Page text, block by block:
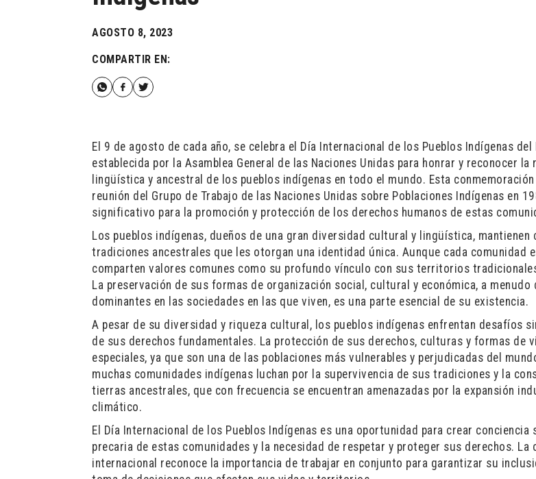
AGOSTO 8, 2023
COMPARTIR EN:
El 9 de agosto de cada año, se celebra el Día Internacional de los Pueblos Indígenas del
establecida por la Asamblea General de las Naciones Unidas para honrar y reconocer
lingüística y ancestral de los pueblos indígenas en todo el mundo. Esta
reunión del Grupo de Trabajo de las Naciones Unidas sobre Poblaciones Indígenas en
significativo para la promoción y protección de los derechos humanos de estas
Los pueblos indígenas, dueños de una gran diversidad cultural y lingüística, mantienen
tradiciones ancestrales que les otorgan una identidad única. Aunque cada comunidad
comparten valores comunes como su profundo vínculo con sus territorios
La preservación de sus formas de organización social, cultural y económica, a
dominantes en las sociedades en las que viven, es una parte esencial de su existencia.
A pesar de su diversidad y riqueza cultural, los pueblos indígenas enfrentan desafíos
de sus derechos fundamentales. La protección de sus derechos, culturas y formas de
especiales, ya que son una de las poblaciones más vulnerables y perjudicadas del
muchas comunidades indígenas luchan por la supervivencia de sus tradiciones y la
tierras ancestrales, que con frecuencia se encuentran amenazadas por la expansión
climático.
El Día Internacional de los Pueblos Indígenas es una oportunidad para crear conciencia
precaria de estas comunidades y la necesidad de respetar y proteger sus derechos. La
internacional reconoce la importancia de trabajar en conjunto para garantizar su